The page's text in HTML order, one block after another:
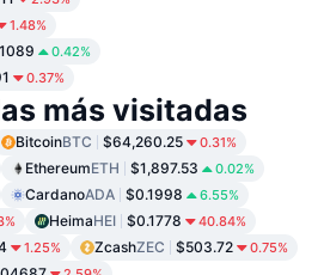
1.48%
0.42%
0.37%
más visitadas
BitcoinBTC $64,260.25 0.31%
EthereumETH $1,897.53 0.02%
CardanoADA $0.1998 6.55%
HeimaHEI $0.1778 40.84%
1.25% ZcashZEC $503.72 0.75%